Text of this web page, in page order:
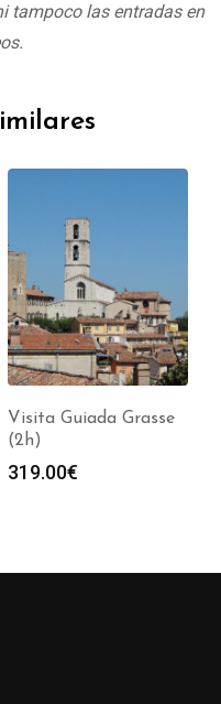
tampoco las entradas en
Visita Guiada Grasse
(2h)
319.00€